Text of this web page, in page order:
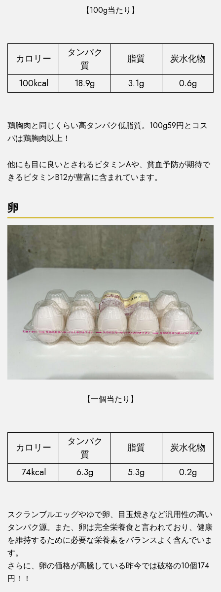
【100g当たり】
カロリー
タンパク
質
脂質
炭水化物
100kcal
18.9g 3.1g 0.6g
鶏胸肉と同じくらい高タンパク低脂質。100g59円とコス
パは鶏胸肉以上！
他にも目に良いとされるビタミンAや、貧血予防が期待で
きるビタミンB12が豊富に含まれています。
卵
【一個当たり】
カロリー
タンパク
質
脂質
炭水化物
74kcal
6.3g 5.3g 0.2g
スクランブルエッグやゆで卵、目玉焼きなど汎用性の高い
タンパク源。また、卵は完全栄養食と言われており、健康
を維持するために必要な栄養素をバランスよく含んでいま
す。
さらに、卵の価格が高騰している昨今では破格の10個174
円！！